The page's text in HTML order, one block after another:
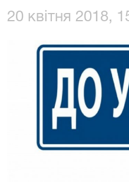
20 квітня 2018,